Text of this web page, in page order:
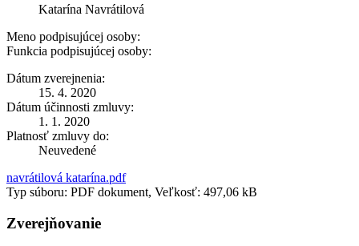
Katarína Navrátilová
Meno podpisujúcej osoby:
Funkcia podpisujúcej osoby:
Dátum zverejnenia:
15. 4. 2020
Dátum účinnosti zmluvy:
1. 1. 2020
Platnosť zmluvy do:
Neuvedené
navrátilová katarína.pdf
Typ súboru: PDF dokument, Veľkosť: 497,06 kB
Zverejňovanie